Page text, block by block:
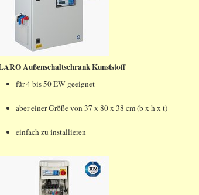
Außenschaltschrank Kunststoff
für 4 bis 50 EW geeignet
aber einer Größe von 37 x 80 x 38 cm (b x h x t)
einfach zu installieren